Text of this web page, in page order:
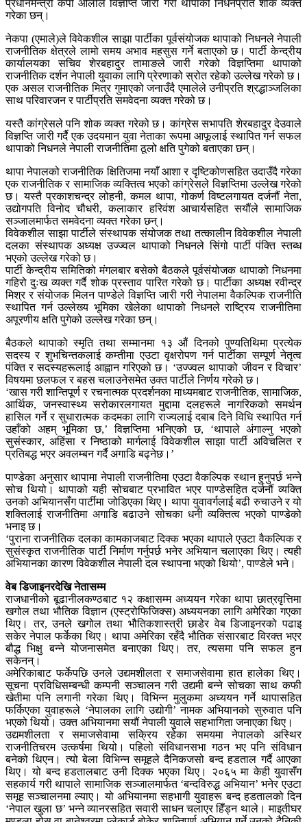
प्रधानमन्त्री केपी ओलीले विज्ञप्ति जारी गरी थापाको निधनप्रति शोक व्यक्त
गरेका छन्।
नेकपा (एमाले)ले विवेकशील साझा पार्टीका पूर्वसंयोजक थापाको निधनले नेपाली
राजनीतिक क्षेत्रले लामो समय अभाव महसुस गर्ने बताएको छ। पार्टी केन्द्रीय
कार्यालयका सचिव शेरबहादुर तामाङले जारी गरेको विज्ञप्तिमा थापाको
राजनीतिक दर्शन नेपाली युवाका लागि प्रेरणाको स्रोत रहेको उल्लेख गरेको छ।
एक असल राजनीतिक मित्र गुमाएको जनाउँदै एमालेले उनीप्रति श्रद्धाञ्जलिका
साथ परिवारजन र पार्टीप्रति समवेदना व्यक्त गरेको छ।
यस्तै कांग्रेसले पनि शोक व्यक्त गरेको छ। कांग्रेस सभापति शेरबहादुर देउवाले
विज्ञप्ति जारी गर्दै एक उदयमान युवा नेताका रूपमा आफूलाई स्थापित गर्न सफल
थापाको निधनले नेपाली राजनीतिमा ठूलो क्षति पुगेको बताएका छन्।
थापा नेपालको राजनीतिक क्षितिजमा नयाँ आशा र दृष्टिकोणसहित उदाउँदै गरेका
एक राजनीतिक र सामाजिक व्यक्तित्व भएको कांग्रेसले विज्ञप्तिमा उल्लेख गरेको
छ। यस्तै प्रकाशचन्द्र लोहनी, कमल थापा, गोकर्ण विष्टलगायत दर्जनौं नेता,
उद्योगपति विनोद चौधरी, कलाकार हरिवंश आचार्यसहित सयौंले सामाजिक
सञ्जालमार्फत समवेदना व्यक्त गरेका छन्।
विवेकशील साझा पार्टीले संस्थापक संयोजक तथा तत्कालीन विवेकशील नेपाली
दलका संस्थापक अध्यक्ष उज्ज्वल थापाको निधनले सिंगो पार्टी पंक्ति स्तब्ध
भएको उल्लेख गरेको छ।
पार्टी केन्द्रीय समितिको मंगलबार बसेको बैठकले पूर्वसंयोजक थापाको निधनमा
गहिरो दुःख व्यक्त गर्दै शोक प्रस्ताव पारित गरेको छ। पार्टीका अध्यक्ष रवीन्द्र
मिश्र र संयोजक मिलन पाण्डेले विज्ञप्ति जारी गरी नेपालमा वैकल्पिक राजनीति
स्थापित गर्न उल्लेख्य भूमिका खेलेका थापाको निधनले राष्ट्रिय राजनीतिमा
अपूरणीय क्षति पुगेको उल्लेख गरेका छन्।
बैठकले थापाको स्मृति तथा सम्मानमा १३ औं दिनको पुण्यतिथिमा प्रत्येक
सदस्य र शुभचिन्तकलाई कम्तीमा एउटा वृक्षरोपण गर्न पार्टीका सम्पूर्ण नेतृत्व
पंक्ति र सदस्यहरूलाई आह्वान गरिएको छ। ‘उज्ज्वल थापाको जीवन र विचार’
विषयमा छलफल र बहस चलाउनेसमेत उक्त पार्टीले निर्णय गरेको छ।
‘खास गरी शान्तिपूर्ण र रचनात्मक प्रदर्शनका माध्यमबाट राजनीतिक, सामाजिक,
आर्थिक, जनस्वास्थ्य सरोकारलगायत मुद्दामा दलहरूले नागरिकको समर्थन
हासिल गर्ने र सुधारात्मक कदमका लागि राज्यलाई दबाब दिने विधि स्थापित गर्न
उहाँको अहम् भूमिका छ,’ विज्ञप्तिमा भनिएको छ, ‘थापाले अंगाल्नु भएको
सुसंस्कार, अहिंसा र निष्ठाको मार्गलाई विवेकशील साझा पार्टी अविचलित र
प्रतिबद्ध भएर अवलम्बन गर्दै अगाडि बढ्नेछ।’
पाण्डेका अनुसार थापामा नेपाली राजनीतिमा एउटा वैकल्पिक स्थान हुनुपर्छ भन्ने
सोच थियो। थापाको यही सोचबाट प्रभावित भएर पाण्डेसहित दर्जनौं व्यक्ति
उनको अभियानसँग पार्टीमा जोडिएका थिए। थापा युवावर्गलाई बढी रुचाउने र यो
शक्तिलाई राजनीतिमा अगाडि बढाउने सोचका धनी व्यक्तित्व भएको पाण्डेको
भनाइ छ।
‘पुराना राजनीतिक दलका कामकाजबाट दिक्क भएका थापाले एउटा वैकल्पिक र
सुसंस्कृत राजनीतिक पार्टी निर्माण गर्नुपर्छ भनेर अभियान चलाएका थिए। त्यही
अभियानका कारण विवेकशील नेपाली दल स्थापना भएको थियो’, पाण्डेले भने।
वेब डिजाइनरदेखि नेतासम्म
राजधानीको बूढानीलकण्ठबाट १२ कक्षासम्म अध्ययन गरेका थापा छात्रवृत्तिमा
खगोल तथा भौतिक विज्ञान (एस्ट्रोफिजिक्स) अध्ययनका लागि अमेरिका गएका
थिए। तर, उनले खगोल तथा भौतिकशास्त्री छाडेर वेब डिजाइनरको पढाइ
सकेर नेपाल फर्केका थिए। थापा अमेरिका रहँदै भौतिक संसारबाट विरक्त भएर
बौद्ध भिक्षु बन्ने योजनासमेत बनाएका थिए। तर, त्यसमा पनि सफल हुन
सकेनन्।
अमेरिकाबाट फर्केपछि उनले उद्यमशीलता र समाजसेवामा हात हालेका थिए।
सूचना प्रविधिसम्बन्धी कम्पनी सञ्चालन गरी उद्यमी बन्ने सोचका साथ कफी
खेतीमा पनि लगानी गरेका थिए। विभिन्न मुलुकमा अध्ययन गर्ने थापासहित
फर्किएका युवाहरूले ‘नेपालका लागि उद्योगी’ नामक अभियानको सुरुवात पनि
भएको थियो। उक्त अभियानमा सयौं नेपाली युवाले सहभागिता जनाएका थिए।
उद्यमशीलता र समाजसेवामा सक्रिय रहेका समयमा नेपालको अस्थिर
राजनीतिचरम उत्कर्षमा थियो। पहिलो संविधानसभा गठन भए पनि संविधान
बनेको थिएन। त्यो बेला विभिन्न समूहले दैनिकजसो बन्द हडताल गर्दै आएका
थिए। यो बन्द हडतालबाट उनी दिक्क भएका थिए। २०६५ मा केही युवासँग
सहकार्य गरी थापाले सामाजिक सञ्जालमार्फत ‘बन्दविरुद्ध अभियान’ भनेर एउटा
समूह सञ्चालनमा ल्याए। यो अभियानमा सहभागी युवाहरू बन्द हडतालको दिन
‘नेपाल खुला छ’ भन्ने व्यानरसहित सवारी साधन चलाएर हिँड्न थाले। माइतीघर